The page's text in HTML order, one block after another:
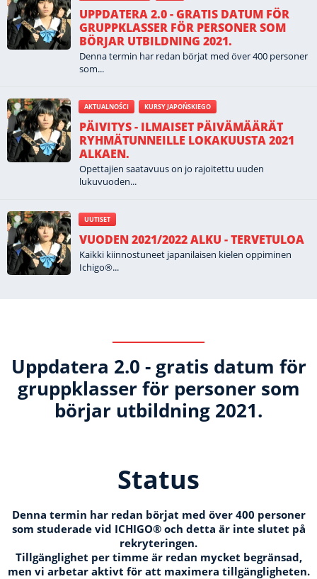
UPPDATERA 2.0 - GRATIS DATUM FÖR
GRUPPKLASSER FÖR PERSONER SOM
BÖRJAR UTBILDNING 2021.
Denna termin har redan börjat med över 400 personer
som...
AKTUALNOŚCI KURSY JAPOŃSKIEGO
PÄIVITYS - ILMAISET PÄIVÄMÄÄRÄT
RYHMÄTUNNEILLE LOKAKUUSTA 2021
ALKAEN.
Opettajien saatavuus on jo rajoitettu uuden
lukuvuoden...
UUTISET
VUODEN 2021/2022 ALKU - TERVETULOA
Kaikki kiinnostuneet japanilaisen kielen oppiminen
Ichigo®...
Uppdatera 2.0 - gratis datum för
gruppklasser för personer som
börjar utbildning 2021.
Status
Denna termin har redan börjat med över 400 personer
som studerade vid ICHIGO® och detta är inte slutet på
rekryteringen.
Tillgänglighet per timme är redan mycket begränsad,
men vi arbetar aktivt för att maximera tillgängligheten.